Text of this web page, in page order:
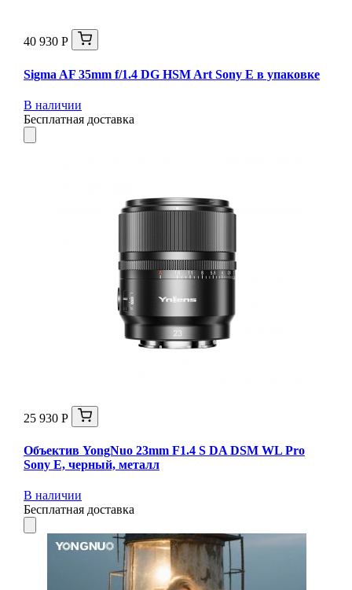
40 930 Р
Sigma AF 35mm f/1.4 DG HSM Art Sony E в упаковке
В наличии
Бесплатная доставка
25 930 Р
Объектив YongNuo 23mm F1.4 S DA DSM WL Pro
Sony E, черный, металл
В наличии
Бесплатная доставка